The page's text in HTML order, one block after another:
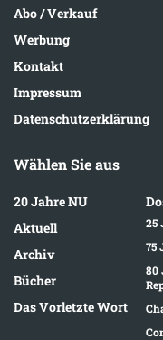
Abo / Verkauf
Werbung
Kontakt
Impressum
Datenschutzerklärung
Wählen Sie aus
20 Jahre NU
Aktuell
Archiv
Bücher
Das Vorletzte Wort
25
75
80